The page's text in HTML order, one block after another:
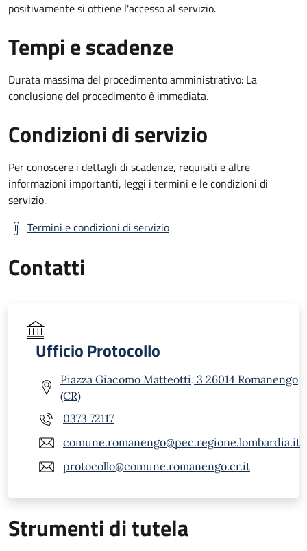
positivamente si ottiene l'accesso al servizio.
Tempi e scadenze
Durata massima del procedimento amministrativo: La
conclusione del procedimento è immediata.
Condizioni di servizio
Per conoscere i dettagli di scadenze, requisiti e altre
informazioni importanti, leggi i termini e le condizioni di
servizio.
Termini e condizioni di servizio
Contatti
Ufficio Protocollo
Piazza Giacomo Matteotti, 3 26014 Romanengo
(CR)
0373 72117
comune.romanengo@pec.regione.lombardia.it
protocollo@comune.romanengo.cr.it
Strumenti di tutela